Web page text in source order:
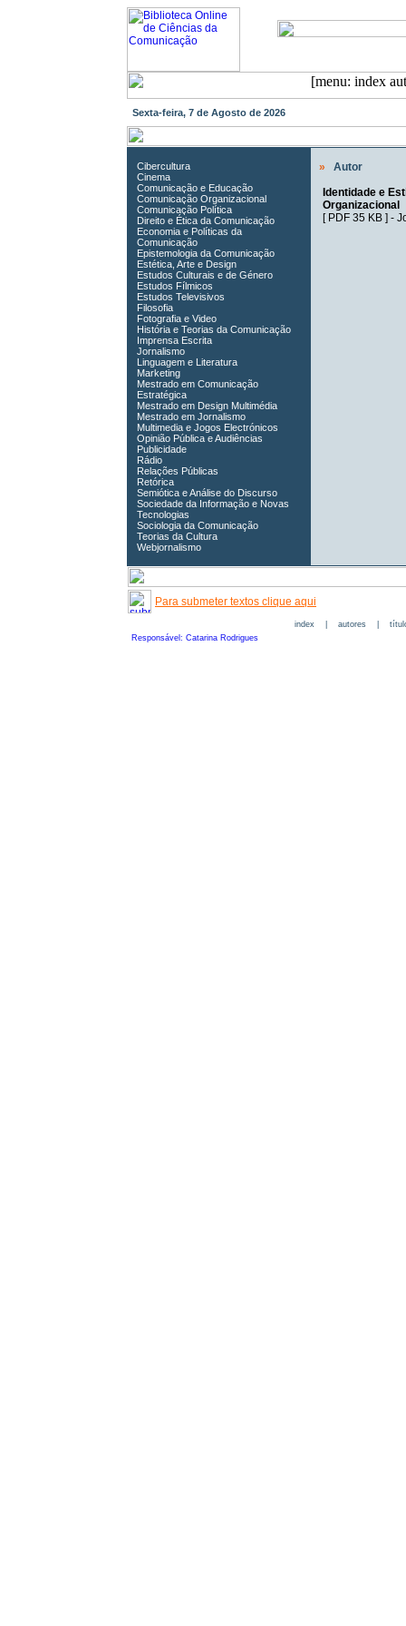
Sexta-feira, 7 de Agosto de 2026
Cibercultura
Cinema
Comunicação e Educação
Comunicação Organizacional
Comunicação Política
Direito e Ética da Comunicação
Economia e Políticas da
Comunicação
Epistemologia da Comunicação
Estética, Arte e Design
Estudos Culturais e de Género
Estudos Fílmicos
Estudos Televisivos
Filosofia
Fotografia e Video
História e Teorias da Comunicação
Imprensa Escrita
Jornalismo
Linguagem e Literatura
Marketing
Mestrado em Comunicação
Estratégica
Mestrado em Design Multimédia
Mestrado em Jornalismo
Multimedia e Jogos Electrónicos
Opinião Pública e Audiências
Publicidade
Rádio
Relações Públicas
Retórica
Semiótica e Análise do Discurso
Sociedade da Informação e Novas
Tecnologias
Sociologia da Comunicação
Teorias da Cultura
Webjornalismo
»
Autor
Identidade e
Organizacional
[ PDF 35 KB] -
Para submeter textos clique aqui
index| autores|